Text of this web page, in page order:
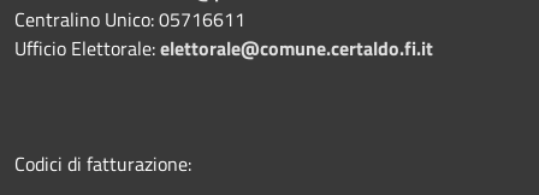
Centralino Unico: 05716611
Ufficio Elettorale:elettorale@comune.certaldo.fi.it
Codici di fatturazione: